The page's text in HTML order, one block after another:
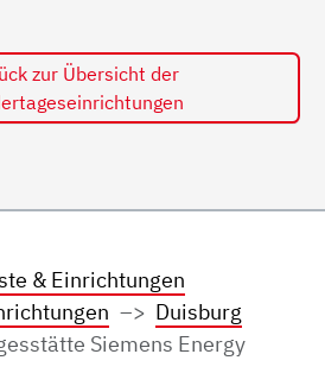
zur Übersicht der
& Einrichtungen
Duisburg
Siemens Energy